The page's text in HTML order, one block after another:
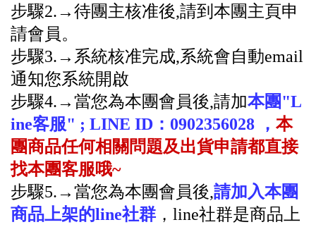
步驟2.→待團主核准後,請到本團主頁申
請會員。
步驟3.→系統核准完成,系統會自動email
通知您系統開啟
步驟4.→當您為本團會員後,請加本團"L
ine客服" ; LINE ID：0902356028 ， 本
團商品任何相關問題及出貨申請都直接
找本團客服哦~
步驟5.→當您為本團會員後,請加入本團
商品上架的line社群，line社群是商品上
訊息跑馬燈文字訊息跑馬燈文字
訊息跑馬燈文字訊息跑馬燈文字
訊息跑馬燈文字訊息跑馬燈文字
訊息跑馬燈文字訊息跑馬燈文字
訊息跑馬燈文字訊息跑馬燈文字
訊息跑馬燈文字訊息跑馬燈文字
訊息跑馬燈文字訊息跑馬燈文字